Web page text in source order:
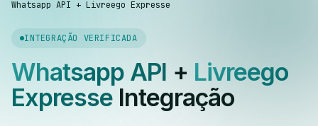
Whatsapp API + Livreego Expresse
INTEGRAÇÃO VERIFICADA
Whatsapp API + Livreego
ExpresseIntegração